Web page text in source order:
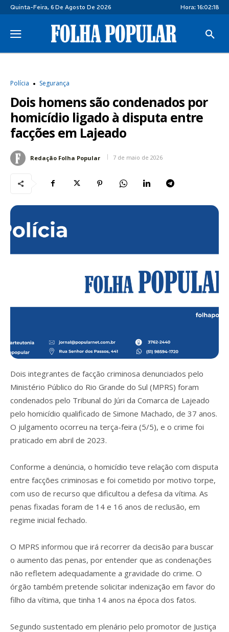
Quinta-Feira, 6 De Agosto De 2026 Hora: 16:02:19
Polícia Segurança
Dois homens são condenados por
homicídio ligado à disputa entre
facções em Lajeado
Redação Folha Popular 7 de maio de 2026
Dois integrantes de facção criminosa denunciados pelo
Ministério Público do Rio Grande do Sul (MPRS) foram
condenados pelo Tribunal do Júri da Comarca de Lajeado
pelo homicídio qualificado de Simone Machado, de 37 anos.
O julgamento ocorreu na terça-feira (5/5), e o crime foi
praticado em abril de 2023.
Conforme a denúncia, o homicídio teve relação com disputa
entre facções criminosas e foi cometido por motivo torpe,
com uso de recurso que dificultou a defesa da vítima. As
penas fixadas foram de 14 e 16 anos de reclusão, em
regime inicial fechado.
O MPRS informou que irá recorrer da decisão para buscar
o aumento das penas, por entender que as condenações
não refletem adequadamente a gravidade do crime. O
órgão também pretende solicitar indenização em favor do
filho da vítima, que tinha 14 anos na época dos fatos.
Segundo sustentado em plenário pelo promotor de Justiça